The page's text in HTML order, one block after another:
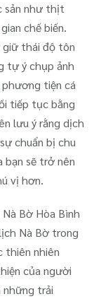
sản như thịt
chế biến.
giữ thái độ tôn
tự ý chụp ảnh
phương tiện cá
tiếp tục bằng
lưu ý rằng dịch
chuẩn bị chu
bạn sẽ trở nên
vị hơn.
Bờ Hòa Bình
Nà Bờ trong
thiên nhiên
của người
những trải